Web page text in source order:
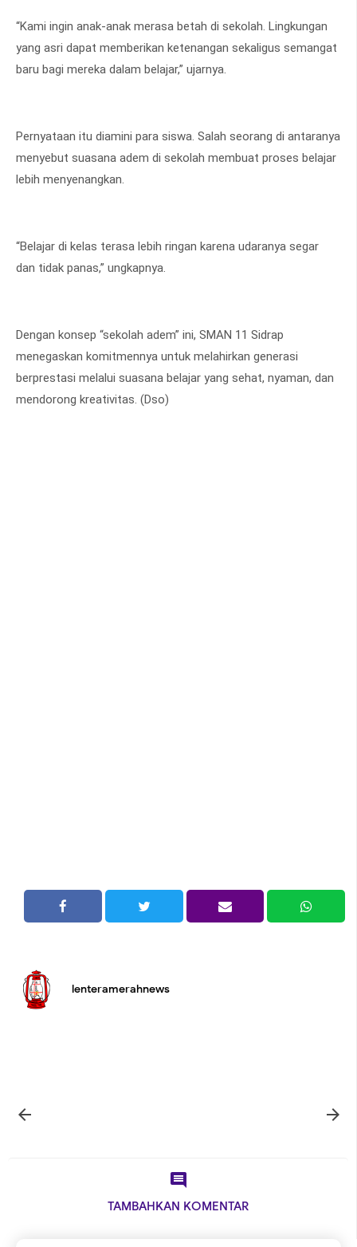
“Kami ingin anak-anak merasa betah di sekolah. Lingkungan
yang asri dapat memberikan ketenangan sekaligus semangat
baru bagi mereka dalam belajar,” ujarnya.
Pernyataan itu diamini para siswa. Salah seorang di antaranya
menyebut suasana adem di sekolah membuat proses belajar
lebih menyenangkan.
“Belajar di kelas terasa lebih ringan karena udaranya segar
dan tidak panas,” ungkapnya.
Dengan konsep “sekolah adem” ini, SMAN 11 Sidrap
menegaskan komitmennya untuk melahirkan generasi
berprestasi melalui suasana belajar yang sehat, nyaman, dan
mendorong kreativitas. (Dso)
lenteramerahnews
 

TAMBAHKAN KOMENTAR